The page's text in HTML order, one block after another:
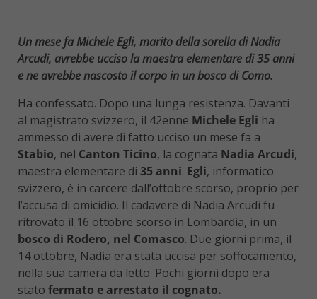
Un mese fa Michele Egli, marito della sorella di Nadia
Arcudi, avrebbe ucciso la maestra elementare di 35 anni
e ne avrebbe nascosto il corpo in un bosco di Como.
Ha confessato. Dopo una lunga resistenza. Davanti
al magistrato svizzero, il 42enne Michele Egli ha
ammesso di avere di fatto ucciso un mese fa a
Stabio, nel Canton Ticino, la cognata Nadia Arcudi,
maestra elementare di 35 anni. Egli, informatico
svizzero, è in carcere dall’ottobre scorso, proprio per
l’accusa di omicidio. Il cadavere di Nadia Arcudi fu
ritrovato il 16 ottobre scorso in Lombardia, in un
bosco di Rodero, nel Comasco. Due giorni prima, il
14 ottobre, Nadia era stata uccisa per soffocamento,
nella sua camera da letto. Pochi giorni dopo era
stato fermato e arrestato il cognato.